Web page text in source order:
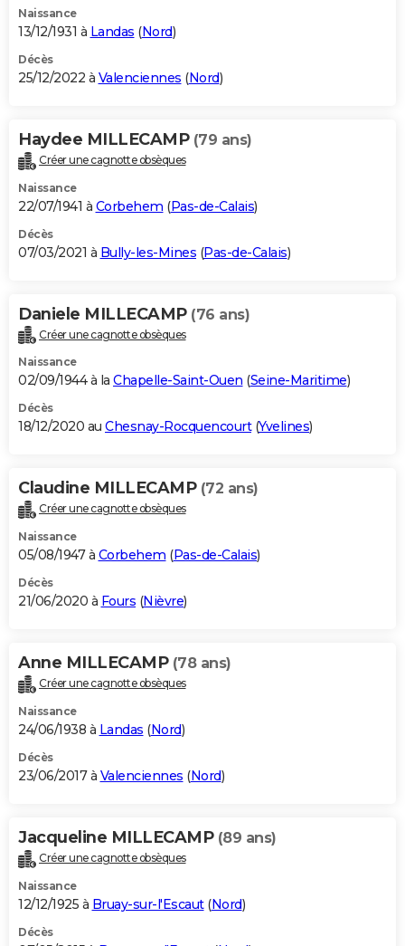
Naissance
13/12/1931 à Landas (Nord)
Décès
25/12/2022 à Valenciennes (Nord)
Haydee MILLECAMP (79 ans)
Créer une cagnotte obsèques
Naissance
22/07/1941 à Corbehem (Pas-de-Calais)
Décès
07/03/2021 à Bully-les-Mines (Pas-de-Calais)
Daniele MILLECAMP (76 ans)
Créer une cagnotte obsèques
Naissance
02/09/1944 à la Chapelle-Saint-Ouen (Seine-Maritime)
Décès
18/12/2020 au Chesnay-Rocquencourt(Yvelines)
Claudine MILLECAMP (72 ans)
Créer une cagnotte obsèques
Naissance
05/08/1947 à Corbehem (Pas-de-Calais)
Décès
21/06/2020 à Fours (Nièvre)
Anne MILLECAMP (78 ans)
Créer une cagnotte obsèques
Naissance
24/06/1938 à Landas (Nord)
Décès
23/06/2017 à Valenciennes (Nord)
Jacqueline MILLECAMP (89 ans)
Créer une cagnotte obsèques
Naissance
12/12/1925 à Bruay-sur-l'Escaut(Nord)
Décès